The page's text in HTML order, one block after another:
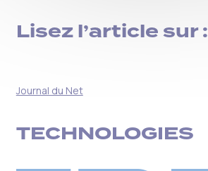
Lisez l’article sur :
Journal du Net
TECHNOLOGIES